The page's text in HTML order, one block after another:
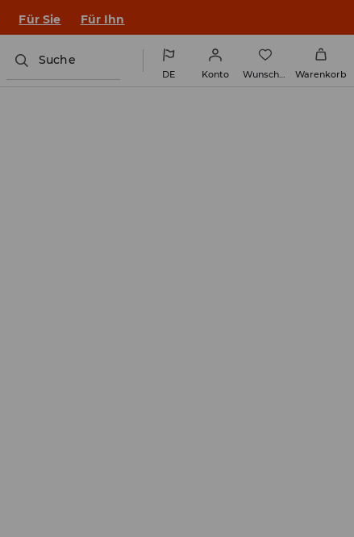
Für Sie Für Ihn
Suche
DE Konto Wunschliste Warenkorb